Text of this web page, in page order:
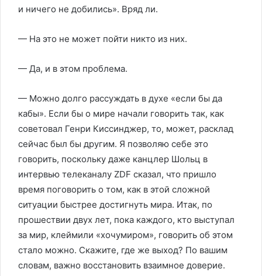
и ничего не добились». Вряд ли.
— На это не может пойти никто из них.
— Да, и в этом проблема.
— Можно долго рассуждать в духе «если бы да
кабы». Если бы о мире начали говорить так, как
советовал Генри Киссинджер, то, может, расклад
сейчас был бы другим. Я позволяю себе это
говорить, поскольку даже канцлер Шольц в
интервью телеканалу ZDF сказал, что пришло
время поговорить о том, как в этой сложной
ситуации быстрее достигнуть мира. Итак, по
прошествии двух лет, пока каждого, кто выступал
за мир, клеймили «хочумиром», говорить об этом
стало можно. Скажите, где же выход? По вашим
словам, важно восстановить взаимное доверие.